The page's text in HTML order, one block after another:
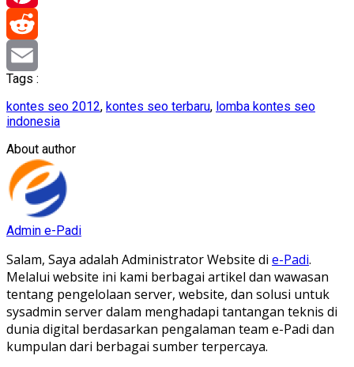
Pinterest
Reddit
Email
Tags :
kontes seo 2012, kontes seo terbaru, lomba kontes seo
indonesia
About author
Admin e-Padi
Salam, Saya adalah Administrator Website di e-Padi.
Melalui website ini kami berbagai artikel dan wawasan
tentang pengelolaan server, website, dan solusi untuk
sysadmin server dalam menghadapi tantangan teknis di
dunia digital berdasarkan pengalaman team e-Padi dan
kumpulan dari berbagai sumber terpercaya.